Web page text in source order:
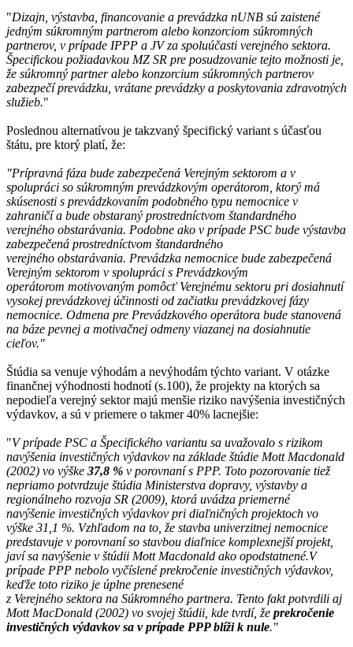
"Dizajn, výstavba, financovanie a prevádzka nUNB sú zaistené
jedným súkromným partnerom alebo konzorciom súkromných
partnerov, v prípade IPPP a JV za spoluúčasti verejného sektora.
Špecifickou požiadavkou MZ SR pre posudzovanie tejto možnosti je,
že súkromný partner alebo konzorcium súkromných partnerov
zabezpečí prevádzku, vrátane prevádzky a poskytovania zdravotných
služieb."
Poslednou alternatívou je takzvaný špecifický variant s účasťou
štátu, pre ktorý platí, že:
"Prípravná fáza bude zabezpečená Verejným sektorom a v
spolupráci so súkromným prevádzkovým operátorom, ktorý má
skúsenosti s prevádzkovaním podobného typu nemocnice v
zahraničí a bude obstaraný prostredníctvom štandardného
verejného obstarávania. Podobne ako v prípade PSC bude výstavba
zabezpečená prostredníctvom štandardného
verejného obstarávania. Prevádzka nemocnice bude zabezpečená
Verejným sektorom v spolupráci s Prevádzkovým
operátorom motivovaným pomôcť Verejnému sektoru pri dosiahnutí
vysokej prevádzkovej účinnosti od začiatku prevádzkovej fázy
nemocnice. Odmena pre Prevádzkového operátora bude stanovená
na báze pevnej a motivačnej odmeny viazanej na dosiahnutie
cieľov."
Štúdia sa venuje výhodám a nevýhodám týchto variant. V otázke
finančnej výhodnosti hodnotí (s.100), že projekty na ktorých sa
nepodieľa verejný sektor majú menšie riziko navýšenia investičných
výdavkov, a sú v priemere o takmer 40% lacnejšie:
"V prípade PSC a Špecifického variantu sa uvažovalo s rizikom
navýšenia investičných výdavkov na základe štúdie Mott Macdonald
(2002) vo výške 37,8 % v porovnaní s PPP. Toto pozorovanie tiež
nepriamo potvrdzuje štúdia Ministerstva dopravy, výstavby a
regionálneho rozvoja SR (2009), ktorá uvádza priemerné
navýšenie investičných výdavkov pri diaľničných projektoch vo
výške 31,1 %. Vzhľadom na to, že stavba univerzitnej nemocnice
predstavuje v porovnaní so stavbou diaľnice komplexnejší projekt,
javí sa navýšenie v štúdii Mott Macdonald ako opodstatnené.V
prípade PPP nebolo vyčíslené prekročenie investičných výdavkov,
keďže toto riziko je úplne prenesené
z Verejného sektora na Súkromného partnera. Tento fakt potvrdili aj
Mott MacDonald (2002) vo svojej štúdii, kde tvrdí, že prekročenie
investičných výdavkov sa v prípade PPP blíži k nule."